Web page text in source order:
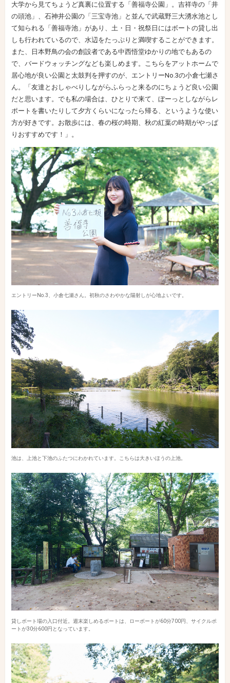
大学から見てちょうど真裏に位置する「善福寺公園」。吉祥寺の「井
の頭池」、石神井公園の「三宝寺池」と並んで武蔵野三大湧水池とし
て知られる「善福寺池」があり、土・日・祝祭日にはボートの貸し出
しも行われているので、水辺をたっぷりと満喫することができます。
また、日本野鳥の会の創設者である中西悟堂ゆかりの地でもあるの
で、バードウォッチングなども楽しめます。こちらをアットホームで
居心地が良い公園と太鼓判を押すのが、エントリーNo.3の小倉七瀬さ
ん。「友達とおしゃべりしながらふらっと来るのにちょうど良い公園
だと思います。でも私の場合は、ひとりで来て、ぼーっとしながらレ
ポートを書いたりして夕方くらいになったら帰る、というような使い
方が好きです。お散歩には、春の桜の時期、秋の紅葉の時期がやっぱ
りおすすめです！」。
エントリーNo.3、小倉七瀬さん。初秋のさわやかな陽射しが心地よいです。
池は、上池と下池のふたつにわかれています。こちらは大きいほうの上池。
貸しボート場の入口付近。週末楽しめるボートは、ローボートが60分700円、サイクルポ
ートが30分600円となっています。